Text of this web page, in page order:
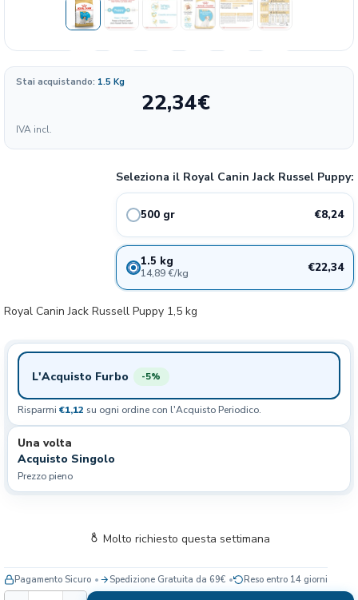
Stai acquistando: 1.5 Kg
22,34€
IVA incl.
Seleziona il Royal Canin Jack Russel Puppy:
500 gr €8,24
1.5 kg
14,89 €/kg €22,34
500 gr 24% 8.24€
14.89
€/KG
Royal Canin Jack Russell Puppy 1,5 kg
L'Acquisto Furbo -5%
Risparmi €1,12 su ogni ordine con l'Acquisto Periodico.
Una volta
Acquisto Singolo
Prezzo pieno
Molto richiesto questa settimana
Pagamento Sicuro Spedizione Gratuita da 69€ Reso entro 14 giorni